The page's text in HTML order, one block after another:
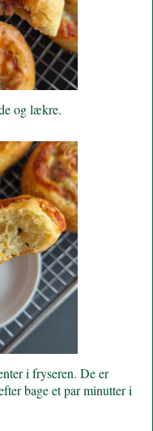
og lækre.
i fryseren. De er
bage et par minutter i